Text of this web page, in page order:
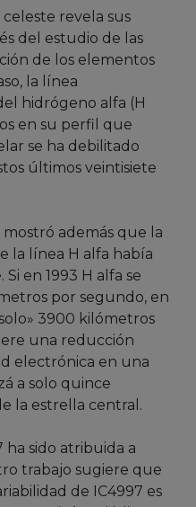
revela sus
del estudio de las
de los elementos
la línea
hidrógeno alfa (H
en su perfil que
se ha debilitado
últimos veintisiete
mostró además que la
la línea H alfa había
en 1993 H alfa se
por segundo, en
3900 kilómetros
una reducción
electrónica en una
a solo quince
la estrella central.
ha sido atribuida a
trabajo sugiere que
de IC4997 es